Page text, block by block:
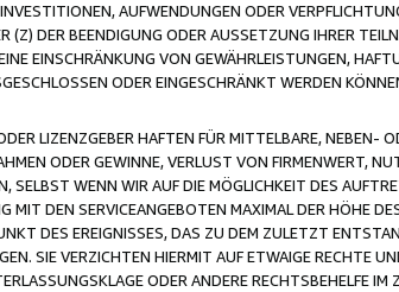
AUFWENDUNGEN ODER
(Z) DER BEENDIGUNG ODER AUSSETZUNG IHRER
EINSCHRÄNKUNG VON GEWÄHRLEISTUNGEN,
ODER EINGESCHRÄNKT WERDEN
LIZENZGEBER HAFTEN FÜR MITTELBARE, NEBEN-
ODER GEWINNE, VERLUST VON FIRMENWERT,
WENN WIR AUF DIE MÖGLICHKEIT DES
DEN SERVICEANGEBOTEN MAXIMAL DER HÖHE
DES EREIGNISSES, DAS ZU DEM ZULETZT
SIE VERZICHTEN HIERMIT AUF ETWAIGE RECHTE
ODER ANDERE RECHTSBEHELFE